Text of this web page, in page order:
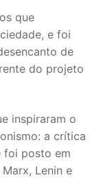
que
e foi
de
do projeto
inspiraram o
a crítica
foi posto em
Lenin e